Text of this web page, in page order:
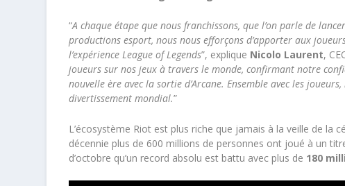
“A chaque étape que nous franchissons, que l’on parle de
productions esport, nous nous efforçons d’apporter aux
l’expérience League of Legends”, explique Nicolo Laurent,
joueurs sur nos jeux à travers le monde, confirmant notre
nouvelle ère avec la sortie d’Arcane. Ensemble avec les
divertissement mondial.”
L’écosystème Riot est plus riche que jamais à la veille de la
décennie plus de 600 millions de personnes ont joué à un
d’octobre qu’un record absolu est battu avec plus de 180